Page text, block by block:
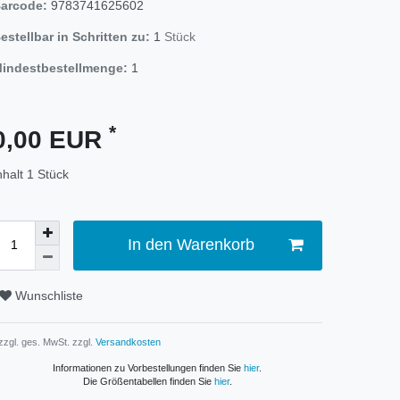
9783741625602
in Schritten zu: 1 Stück
1
EUR *
1 Stück
In den Warenkorb
Wunschliste
ges. MwSt. zzgl. Versandkosten
Informationen zu Vorbestellungen finden Sie hier.
Die Größentabellen finden Sie hier.